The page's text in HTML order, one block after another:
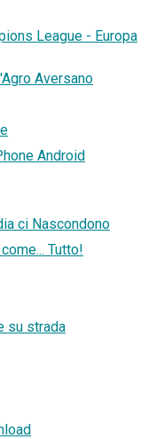
League - Europa
Aversano
Android
ci Nascondono
Tutto!
su strada